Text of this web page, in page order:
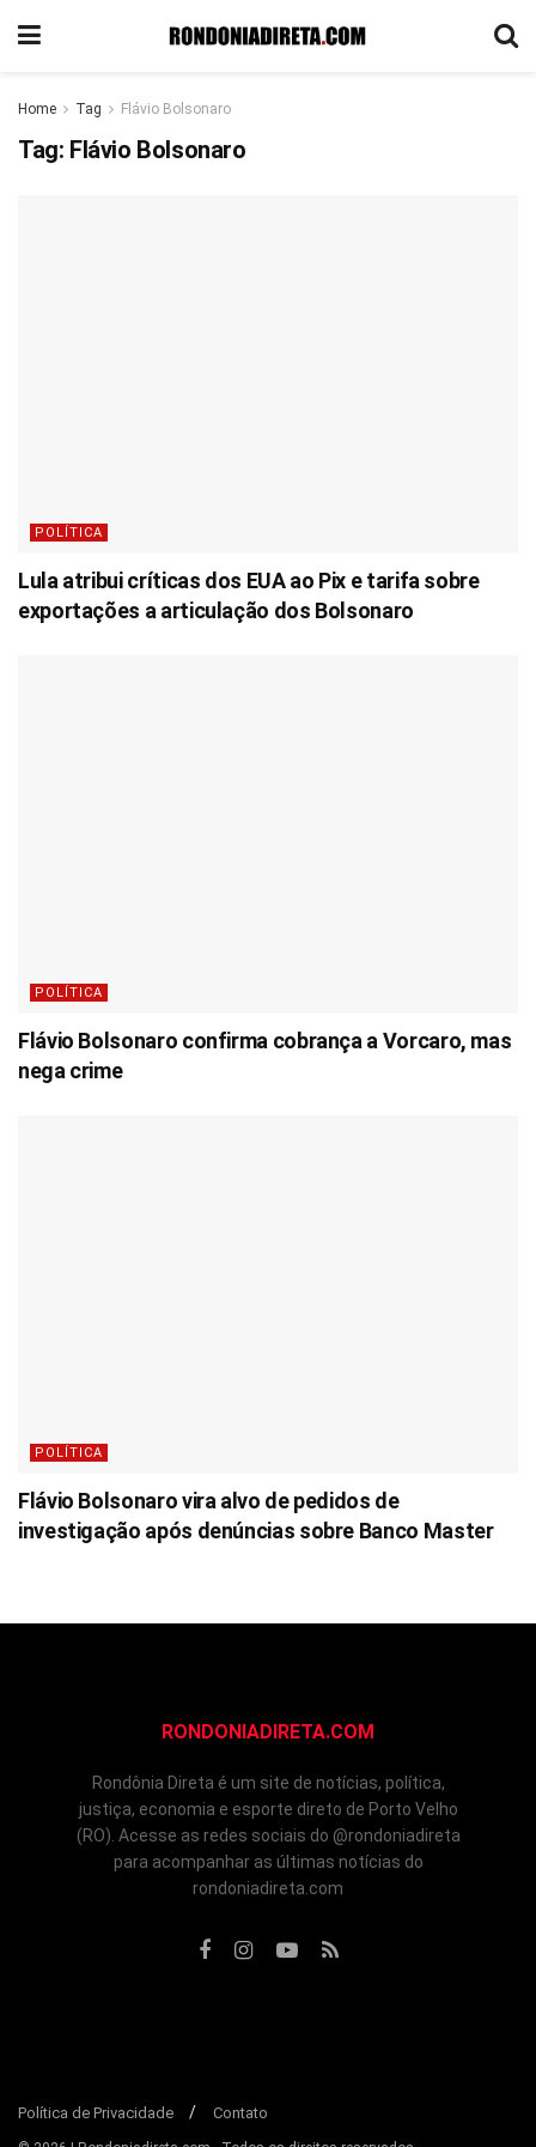
Home Tag Flávio Bolsonaro
Tag: Flávio Bolsonaro
POLÍTICA
Lula atribui críticas dos EUA ao Pix e tarifa sobre
exportações a articulação dos Bolsonaro
POLÍTICA
Flávio Bolsonaro confirma cobrança a Vorcaro, mas
nega crime
POLÍTICA
Flávio Bolsonaro vira alvo de pedidos de
investigação após denúncias sobre Banco Master
RONDONIADIRETA.COM
Rondônia Direta é um site de notícias, política,
justiça, economia e esporte direto de Porto Velho
(RO). Acesse as redes sociais do @rondoniadireta
para acompanhar as últimas notícias do
rondoniadireta.com
Política de Privacidade Contato